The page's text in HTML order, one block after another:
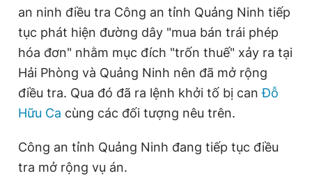
an ninh điều tra Công an tỉnh Quảng Ninh tiếp
tục phát hiện đường dây "mua bán trái phép
hóa đơn" nhằm mục đích "trốn thuế" xảy ra tại
Hải Phòng và Quảng Ninh nên đã mở rộng
điều tra. Qua đó đã ra lệnh khởi tố bị canĐỗ
Hữu Ca cùng các đối tượng nêu trên.
Công an tỉnh Quảng Ninh đang tiếp tục điều
tra mở rộng vụ án.